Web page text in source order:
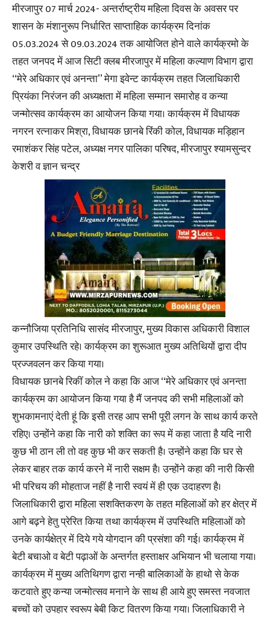
मीरजापुर 07 मार्च 2024- अन्तर्राष्ट्रीय महिला दिवस के अवसर पर
शासन के मंशानुरूप निर्धारित साप्ताहिक कार्यक्रम दिनांक
05.03.2024 से 09.03.2024 तक आयोजित होने वाले कार्यक्रमो के
तहत जनपद में आज सिटी क्लब मीरजापुर में महिला कल्याण विभाग द्वारा
‘‘मेरे अधिकार एवं अनन्ता’’ मेगा इवेन्ट कार्यक्रम तहत जिलाधिकारी
प्रियंका निरंजन की अध्यक्षता में महिला सम्मान समारोह व कन्या
जन्मोत्सव कार्यक्रम का आयोजन किया गया। कार्यक्रम में विधायक
नगरन रत्नाकर मिश्रा, विधायक छानबे रिंकी कोल, विधायक मड़िहान
रमाशंकर सिंह पटेल, अध्यक्ष नगर पालिका परिषद, मीरजापुर श्यामसुन्दर
केशरी व ज्ञान चन्द्र
कन्नौजिया प्रतिनिधि सासंद मीरजापुर, मुख्य विकास अधिकारी विशाल
कुमार उपस्थिति रहे। कार्यक्रम का शुरूआत मुख्य अतिथियों द्वारा दीप
प्रज्जवलन कर किया गया।
विधायक छानबे रिकीं कोल ने कहा कि आज ‘‘मेरे अधिकार एवं अनन्ता
कार्यक्रम का आयोजन किया गया है मैं जनपद की सभी महिलाओं को
शुभकामनाएं देती हूं कि इसी तरह आप सभी पूरी लगन के साथ कार्य करते
रहिए। उन्होंने कहा कि नारी को शक्ति का रूप में कहा जाता है यदि नारी
कुछ भी ठान ली तो वह कुछ भी कर सकती है। उन्होंने कहा कि घर से
लेकर बाहर तक कार्य करने में नारी सक्षम है। उन्होंने कहा की नारी किसी
भी परिचय की मोहताज नहीं है नारी स्वयं में ही एक उदाहरण है।
जिलाधिकारी द्वारा महिला सशक्तिकरण के तहत महिलाओं को हर क्षेत्र में
आगे बढ़ने हेतु प्रेरित किया तथा कार्यक्रम में उपस्थिति महिलाओं को
उनके कार्यक्षेत्र में दिये गये योगदान की प्रसंशा की गई। कार्यक्रम में
बेटी बचाओ व बेटी पढ़ाओं के अन्तर्गत हस्ताक्षर अभियान भी चलाया गया।
कार्यक्रम में मुख्य अतिथिगण द्वारा नन्ही बालिकाओं के हाथो से केक
कटवाते हुए कन्या जन्मोत्सव मनाने के साथ ही आये हुए समस्त नवजात
बच्चों को उपहार स्वरूप बेबी किट वितरण किया गया। जिलाधिकारी ने